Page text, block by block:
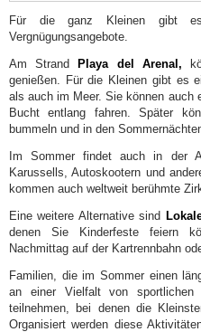
Kultur
für
Kinder
Freizeit
für
Kinder
Tour&kids
Xàbia,
Familienreiseziel
Für die ganz Kleinen gibt
Vergnügungsangebote.
Am StrandPlaya del Arenal,
genießen. Für die Kleinen gibt es
als auch im Meer. Sie können auch
Bucht entlang fahren. Später
bummeln und in den
Im Sommer findet auch in der
Karussells, Autoskootern und
kommen auch weltweit berühmte
Eine weitere Alternative sind
denen Sie Kinderfeste feiern
Nachmittag auf der Kartrennbahn
Familien, die im Sommer einen
an einer Vielfalt von sportlichen
teilnehmen, bei denen die
Organisiert werden diese